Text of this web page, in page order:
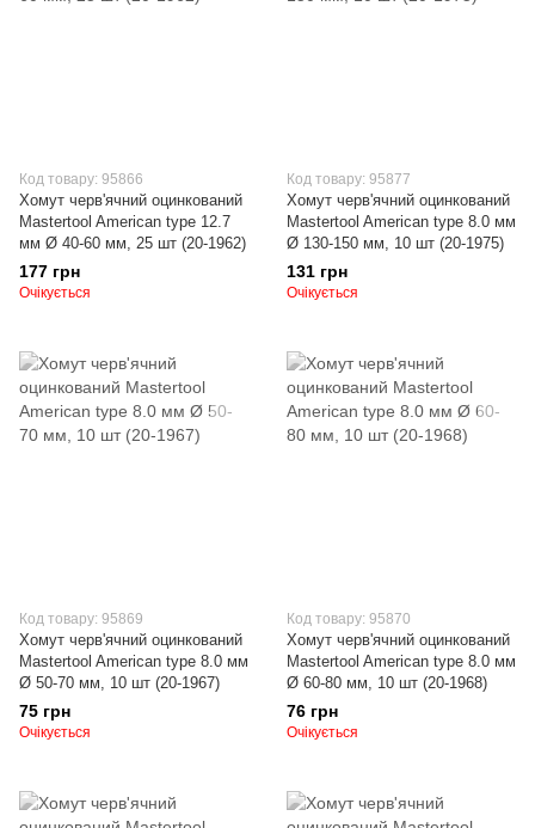
Код товару: 95866
Хомут черв'ячний оцинкований
Mastertool American type 12.7
мм Ø 40-60 мм, 25 шт (20-1962)
177 грн
Очікується
Код товару: 95877
Хомут черв'ячний оцинкований
Mastertool American type 8.0 мм
Ø 130-150 мм, 10 шт (20-1975)
131 грн
Очікується
Код товару: 95869
Хомут черв'ячний оцинкований
Mastertool American type 8.0 мм
Ø 50-70 мм, 10 шт (20-1967)
75 грн
Очікується
Код товару: 95870
Хомут черв'ячний оцинкований
Mastertool American type 8.0 мм
Ø 60-80 мм, 10 шт (20-1968)
76 грн
Очікується